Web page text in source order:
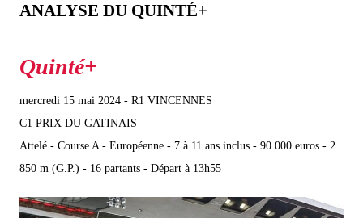
ANALYSE DU QUINTÉ+
mercredi 15 mai 2024 - R1 VINCENNES
C1 PRIX DU GATINAIS
Attelé - Course A - Européenne - 7 à 11 ans inclus - 90 000 euros - 2
850 m (G.P.) - 16 partants - Départ à 13h55